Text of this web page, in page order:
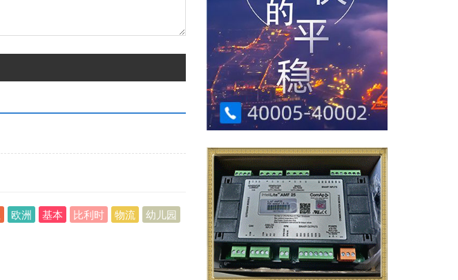
欧洲 基本 比利时 物流
幼儿园